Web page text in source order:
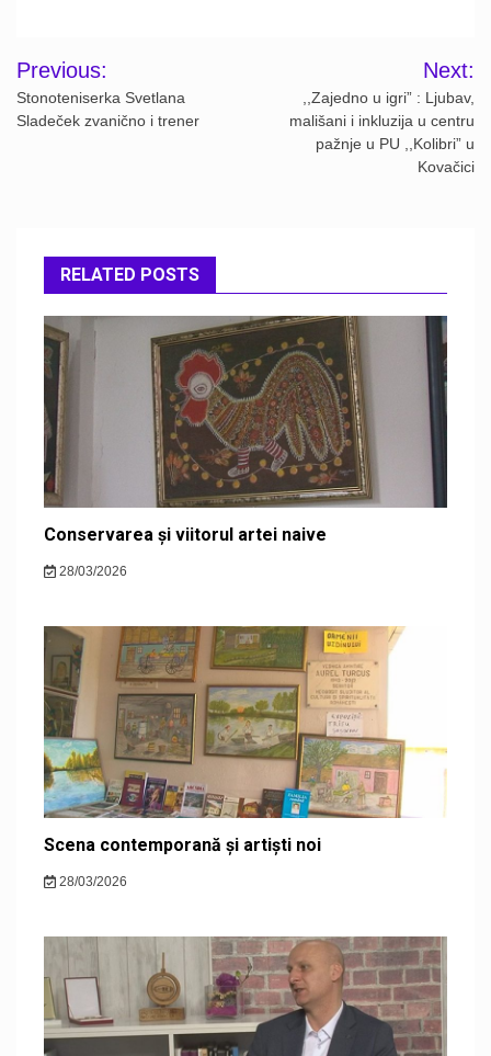
Post
navigation
Previous:
Stonoteniserka Svetlana
Sladeček zvanično i trener
Next:
,,Zajedno u igri” : Ljubav,
mališani i inkluzija u centru
pažnje u PU ,,Kolibri” u
Kovačici
RELATED POSTS
Conservarea și viitorul artei naive
28/03/2026
Scena contemporană și artiști noi
28/03/2026